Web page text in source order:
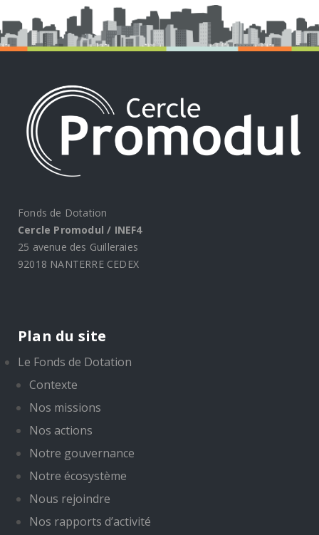
Fonds de Dotation
Cercle Promodul / INEF4
25 avenue des Guilleraies
92018 NANTERRE CEDEX
Plan du site
Le Fonds de Dotation
Contexte
Nos missions
Nos actions
Notre gouvernance
Notre écosystème
Nous rejoindre
Nos rapports d’activité